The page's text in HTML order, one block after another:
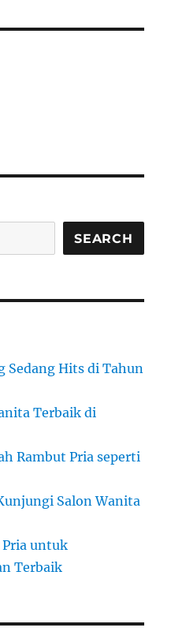
SEARCH
Sedang Hits di Tahun
Terbaik di
Rambut Pria seperti
Salon Wanita
Pria untuk
Terbaik